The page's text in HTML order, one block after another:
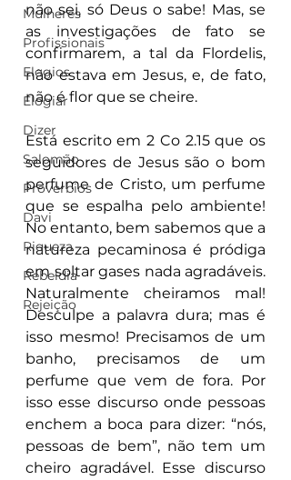
Mulheres
Profissionais
Elogios
Elogiar
Dizer
Salomão
Proverbios
Davi
Riqueza
Rebeldia
Rejeição
não sei, só Deus o sabe! Mas, se
as investigações de fato se
confirmarem, a tal da Flordelis,
não estava em Jesus, e, de fato,
não é flor que se cheire.
Está escrito em 2 Co 2.15 que os
seguidores de Jesus são o bom
perfume de Cristo, um perfume
que se espalha pelo ambiente!
No entanto, bem sabemos que a
natureza pecaminosa é pródiga
em soltar gases nada agradáveis.
Naturalmente cheiramos mal!
Desculpe a palavra dura; mas é
isso mesmo! Precisamos de um
banho, precisamos de um
perfume que vem de fora. Por
isso esse discurso onde pessoas
enchem a boca para dizer: “nós,
pessoas de bem”, não tem um
cheiro agradável. Esse discurso